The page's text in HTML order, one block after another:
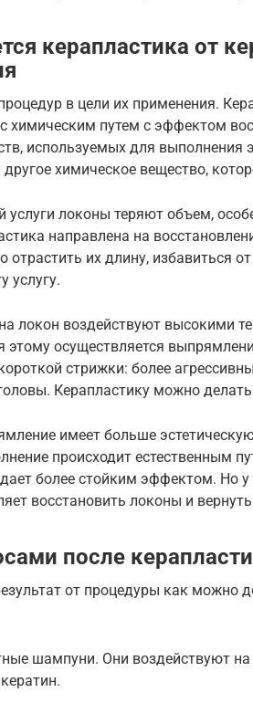
керапластика от
в цели их применения.
химическим путем с эффектом
используемых для выполнения
химическое вещество,
услуги локоны теряют объем,
направлена на
отрастить их длину, избавиться
услугу.
локон воздействуют высокими
этому осуществляется
стрижки: более
Керапластику можно
имеет больше
происходит естественным
более стойким эффектом. Но у
восстановить локоны и
после
от процедуры как можно
шампуни. Они воздействуют